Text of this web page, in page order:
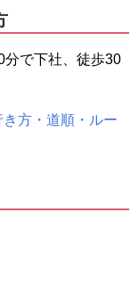
分で下社、徒歩30
方・道順・ルー